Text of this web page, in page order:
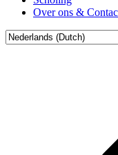
Over ons &